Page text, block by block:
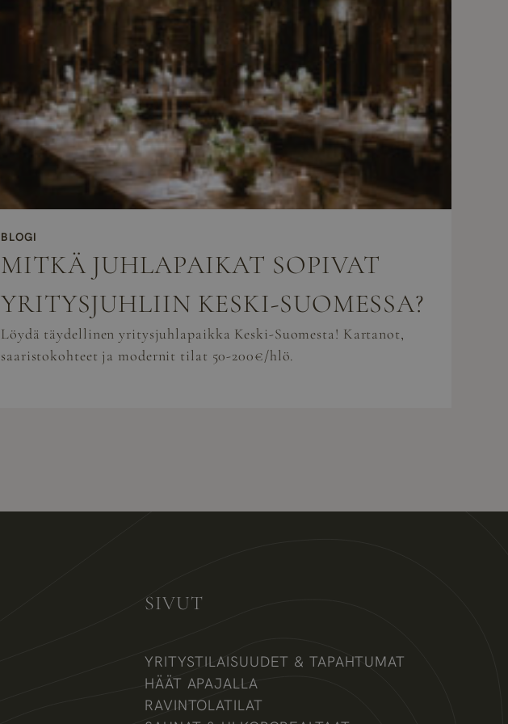
BLOGI
MITKÄ JUHLAPAIKAT SOPIVAT
YRITYSJUHLIIN KESKI-SUOMESSA?
Löydä täydellinen yritysjuhlapaikka Keski-Suomesta! Kartanot,
saaristokohteet ja modernit tilat 50-200€/hlö.
SIVUT
YRITYSTILAISUUDET & TAPAHTUMAT
HÄÄT APAJALLA
RAVINTOLATILAT